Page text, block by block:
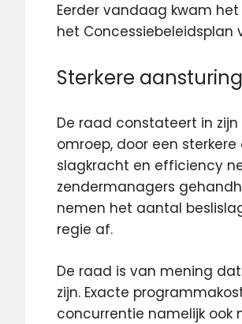
Eerder vandaag kwam
het Concessiebeleidsplan
Sterkere aansturing
De raad constateert in
omroep, door een
slagkracht en efficiency
zendermanagers
nemen het aantal
regie af.
De raad is van mening
zijn. Exacte
concurrentie namelijk ook